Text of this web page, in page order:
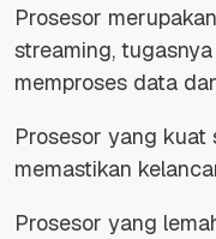
Prosesor
streaming,
memproses data
Prosesor yang
memastikan
Prosesor yang